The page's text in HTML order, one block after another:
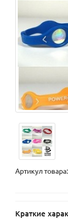
Артикул товара:
Краткие